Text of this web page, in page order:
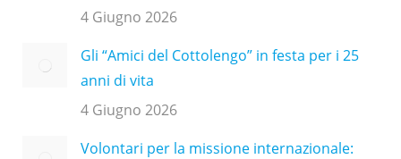
4 Giugno 2026
Gli “Amici del Cottolengo” in festa per i 25
anni di vita
4 Giugno 2026
Volontari per la missione internazionale: